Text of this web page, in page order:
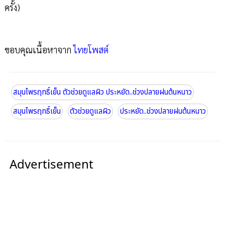
ครั้ง)
ขอบคุณเนื้อหาจากไทยโพสต์
สมุนไพรฤทธิ์เย็น ตัวช่วยดูแลผิว ประหยัด..ช่วงปลายฝนต้นหนาว
สมุนไพรฤทธิ์เย็น
ตัวช่วยดูแลผิว ประหยัด..ช่วงปลายฝนต้นหนาว
Advertisement